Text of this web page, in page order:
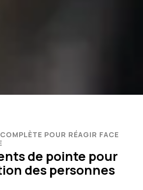
POUR RÉAGIR FACE
de pointe pour
des personnes